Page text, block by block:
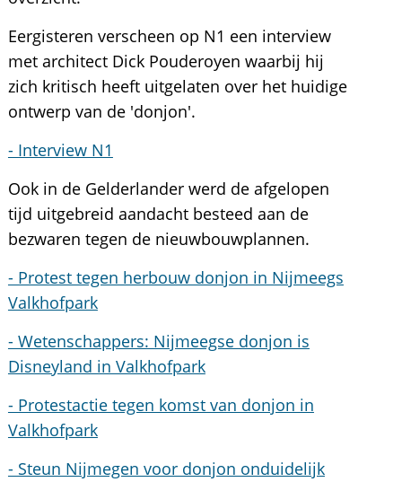
Eergisteren verscheen op N1 een interview
met architect Dick Pouderoyen waarbij hij
zich kritisch heeft uitgelaten over het huidige
ontwerp van de 'donjon'.
- Interview N1
Ook in de Gelderlander werd de afgelopen
tijd uitgebreid aandacht besteed aan de
bezwaren tegen de nieuwbouwplannen.
- Protest tegen herbouw donjon in Nijmeegs
Valkhofpark
- Wetenschappers: Nijmeegse donjon is
Disneyland in Valkhofpark
- Protestactie tegen komst van donjon in
Valkhofpark
- Steun Nijmegen voor donjon onduidelijk